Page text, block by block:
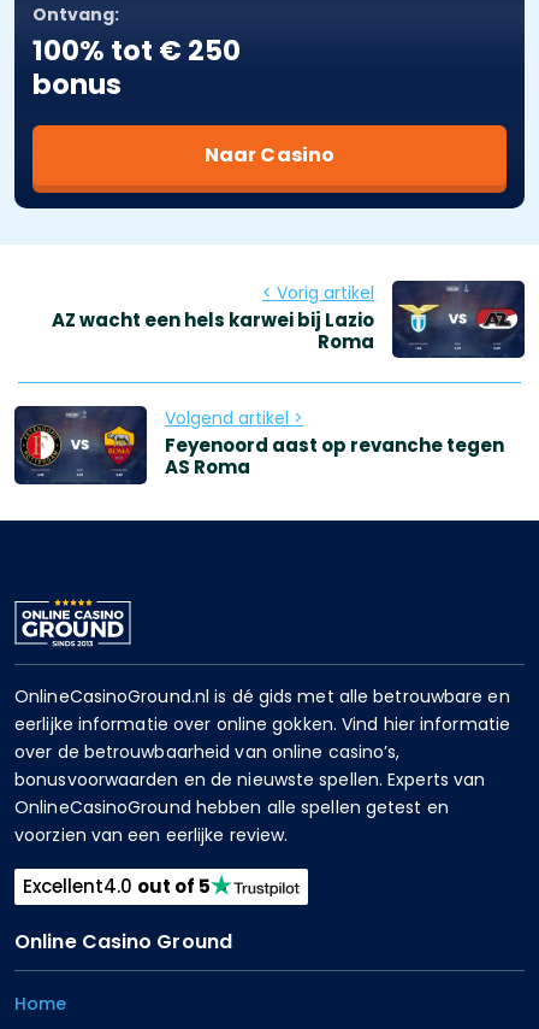
Ontvang:
100% tot € 250
bonus
Naar Casino
< Vorig artikel
AZ wacht een hels karwei bij Lazio
Roma
Volgend artikel >
Feyenoord aast op revanche tegen
AS Roma
OnlineCasinoGround.nl is dé gids met alle betrouwbare en
eerlijke informatie over online gokken. Vind hier informatie
over de betrouwbaarheid van online casino’s,
bonusvoorwaarden en de nieuwste spellen. Experts van
OnlineCasinoGround hebben alle spellen getest en
voorzien van een eerlijke review.
Excellent4.0 out of 5
Online Casino Ground
Home